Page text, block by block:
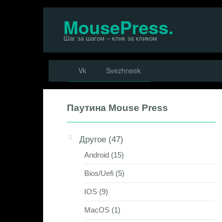
MousePress.
Шаг за шагом – клик за кликом
Vk Svezhneek
Паутина Mouse Press
Другое (47)
Android (15)
Bios/Uefi (5)
IOS (9)
MacOS (1)